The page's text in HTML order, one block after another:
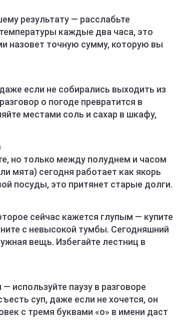
результату — расслабьте
каждые два часа, это
назовет точную сумму, которую вы
если не собирались выходить из
о погоде превратится в
местами соль и сахар в шкафу,
но только между полуднем и часом
мята) сегодня работает как якорь
посуды, это притянет старые долги.
сейчас кажется глупым — купите
с невысокой тумбы. Сегодняшний
вещь. Избегайте лестниц в
используйте паузу в разговоре
суп, даже если не хочется, он
с тремя буквами «о» в имени даст